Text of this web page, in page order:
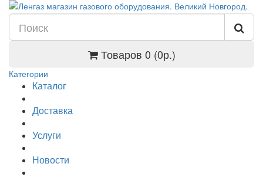
Товаров 0 (0р.)
Категории
Каталог
Доставка
Услуги
Новости